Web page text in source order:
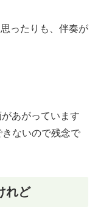
ったりも、伴奏が
あがっています
ないので残念で
れど